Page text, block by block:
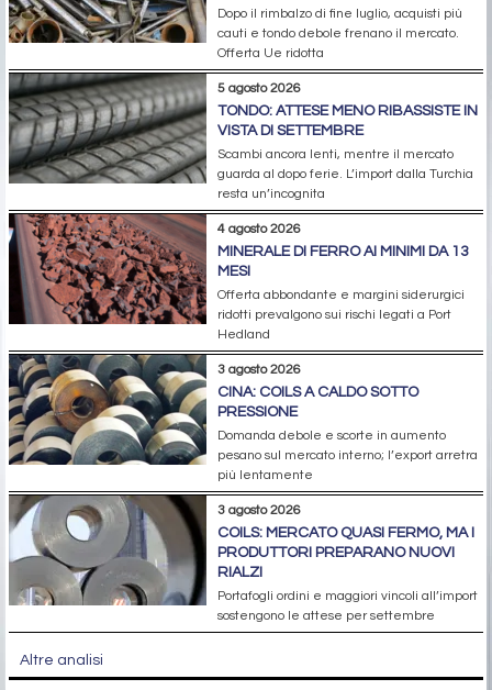
Dopo il rimbalzo di fine luglio, acquisti più
cauti e tondo debole frenano il mercato.
Offerta Ue ridotta
5 agosto 2026
TONDO: ATTESE MENO RIBASSISTE IN
VISTA DI SETTEMBRE
Scambi ancora lenti, mentre il mercato
guarda al dopo ferie. L’import dalla Turchia
resta un’incognita
4 agosto 2026
MINERALE DI FERRO AI MINIMI DA 13
MESI
Offerta abbondante e margini siderurgici
ridotti prevalgono sui rischi legati a Port
Hedland
3 agosto 2026
CINA: COILS A CALDO SOTTO
PRESSIONE
Domanda debole e scorte in aumento
pesano sul mercato interno; l’export arretra
più lentamente
3 agosto 2026
COILS: MERCATO QUASI FERMO, MA I
PRODUTTORI PREPARANO NUOVI
RIALZI
Portafogli ordini e maggiori vincoli all’import
sostengono le attese per settembre
Altre analisi